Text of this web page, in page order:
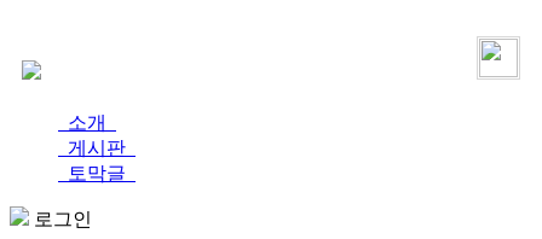
소개
게시판
토막글
로그인